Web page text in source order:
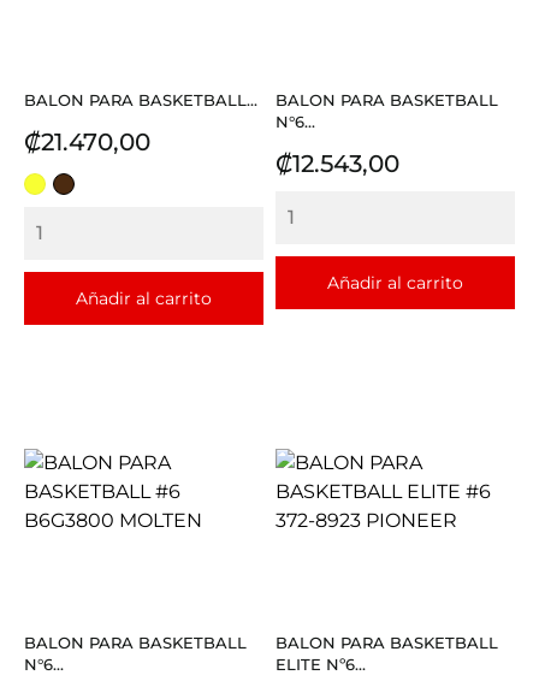
BALON PARA BASKETBALL...
Precio
₡21.470,00
AMARILLO
CAFE
Añadir al carrito
BALON PARA BASKETBALL
N°6...
Precio
₡12.543,00
Añadir al carrito
BALON PARA BASKETBALL
N°6...
BALON PARA BASKETBALL
ELITE Nº6...